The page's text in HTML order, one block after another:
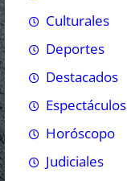
Culturales
Deportes
Destacados
Espectáculos
Horóscopo
Judiciales